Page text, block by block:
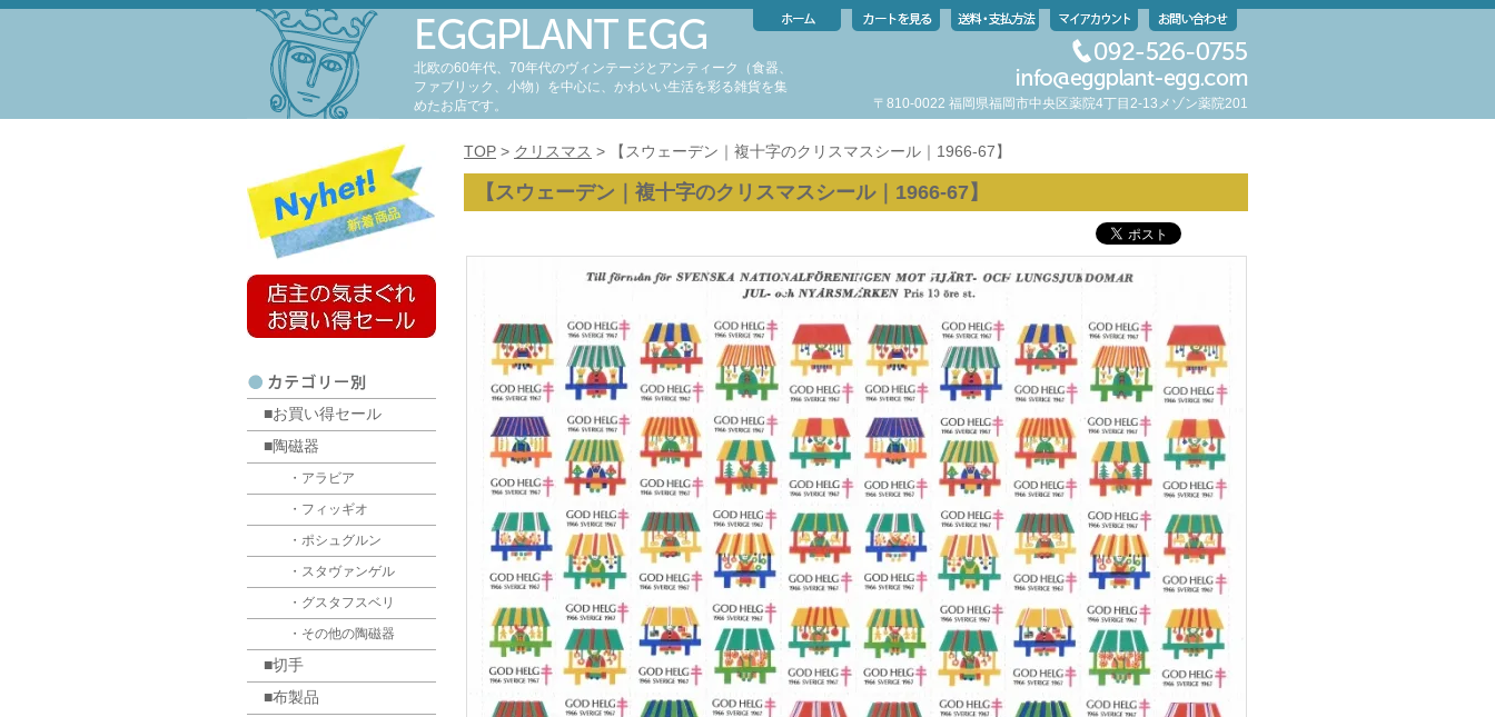
北欧の60年代、70年代のヴィンテージとアンティーク（食器、
ファブリック、小物）を中心に、かわいい生活を彩る雑貨を集
めたお店です。
〒810-0022 福岡県福岡市中央区薬院4丁目2-13メゾン薬院201
TOP > クリスマス > 【スウェーデン｜複十字のクリスマスシール｜1966-67】
【スウェーデン｜複十字のクリスマスシール｜1966-67】
■お買い得セール
■陶磁器
・アラビア
・フィッギオ
・ポシュグルン
・スタヴァンゲル
・グスタフスベリ
・その他の陶磁器
■切手
■布製品